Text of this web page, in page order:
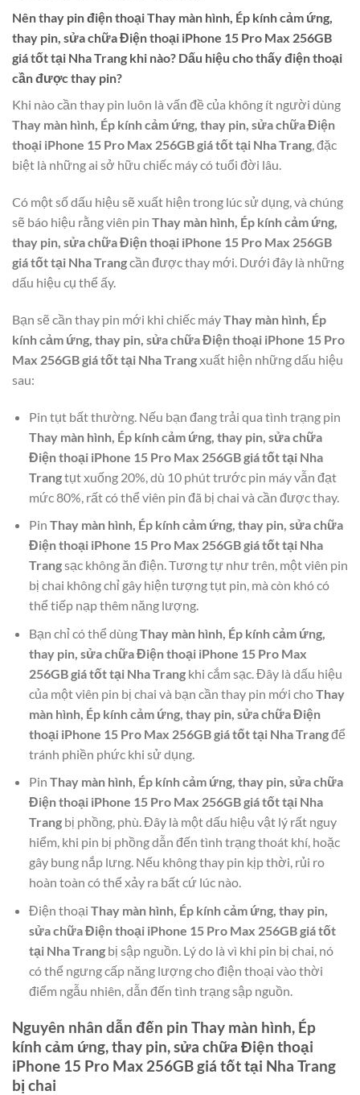
Nên thay pin điện thoạiThay màn hình, Ép kính cảm ứng,
thay pin, sửa chữa Điện thoại iPhone 15 Pro Max 256GB
giá tốt tại Nha Trang khi nào? Dấu hiệu cho thấy điện thoại
cần được thay pin?
Khi nào cần thay pin luôn là vấn đề của không ít người dùng
Thay màn hình, Ép kính cảm ứng, thay pin, sửa chữa Điện
thoại iPhone 15 Pro Max 256GB giá tốt tại Nha Trang, đặc
biệt là những ai sở hữu chiếc máy có tuổi đời lâu.
Có một số dấu hiệu sẽ xuất hiện trong lúc sử dụng, và chúng
sẽ báo hiệu rằng viên pin Thay màn hình, Ép kính cảm ứng,
thay pin, sửa chữa Điện thoại iPhone 15 Pro Max 256GB
giá tốt tại Nha Trangcần được thay mới. Dưới đây là những
dấu hiệu cụ thể ấy.
Bạn sẽ cần thay pin mới khi chiếc máyThay màn hình, Ép
kính cảm ứng, thay pin, sửa chữa Điện thoại iPhone 15 Pro
Max 256GB giá tốt tại Nha Trangxuất hiện những dấu hiệu
sau:
Pin tụt bất thường. Nếu bạn đang trải qua tình trạng pin
Thay màn hình, Ép kính cảm ứng, thay pin, sửa chữa
Điện thoại iPhone 15 Pro Max 256GB giá tốt tại Nha
Trangtụt xuống 20%, dù 10 phút trước pin máy vẫn đạt
mức 80%, rất có thể viên pin đã bị chai và cần được thay.
Pin Thay màn hình, Ép kính cảm ứng, thay pin, sửa chữa
Điện thoại iPhone 15 Pro Max 256GB giá tốt tại Nha
Trangsạc không ăn điện. Tương tự như trên, một viên pin
bị chai không chỉ gây hiện tượng tụt pin, mà còn khó có
thể tiếp nạp thêm năng lượng.
Bạn chỉ có thể dùngThay màn hình, Ép kính cảm ứng,
thay pin, sửa chữa Điện thoại iPhone 15 Pro Max
256GB giá tốt tại Nha Trangkhi cắm sạc. Đây là dấu hiệu
của một viên pin bị chai và bạn cần thay pin mới choThay
màn hình, Ép kính cảm ứng, thay pin, sửa chữa Điện
thoại iPhone 15 Pro Max 256GB giá tốt tại Nha Trangđể
tránh phiền phức khi sử dụng.
Pin Thay màn hình, Ép kính cảm ứng, thay pin, sửa chữa
Điện thoại iPhone 15 Pro Max 256GB giá tốt tại Nha
Trangbị phồng, phù. Đây là một dấu hiệu vật lý rất nguy
hiểm, khi pin bị phồng dẫn đến tình trạng thoát khí, hoặc
gây bung nắp lưng. Nếu không thay pin kịp thời, rủi ro
hoàn toàn có thể xảy ra bất cứ lúc nào.
Điện thoại Thay màn hình, Ép kính cảm ứng, thay pin,
sửa chữa Điện thoại iPhone 15 Pro Max 256GB giá tốt
tại Nha Trangbị sập nguồn. Lý do là vì khi pin bị chai, nó
có thể ngưng cấp năng lượng cho điện thoại vào thời
điểm ngẫu nhiên, dẫn đến tình trạng sập nguồn.
Nguyên nhân dẫn đến pin Thay màn hình, Ép
kính cảm ứng, thay pin, sửa chữa Điện thoại
iPhone 15 Pro Max 256GB giá tốt tại Nha Trang
bị chai